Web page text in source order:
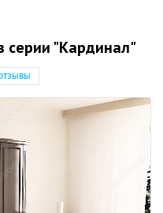
серии "Кардинал"